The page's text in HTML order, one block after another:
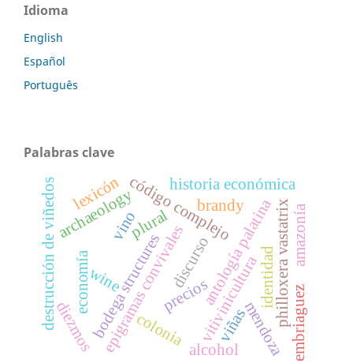
Idioma
English
Español
Português
Palabras clave
epigramas convivalesantología palatina
vinocódigo complejo
plural
wine
brandy
bodega structures
archaeology
colonia
precios
economía
historia económica
vitivinicultura
diezmos mendoza
viñas philloxera vastatrix
destrucción de viñedos discurso
lexicón
alcohol
identidad
embriaguez
amazonía